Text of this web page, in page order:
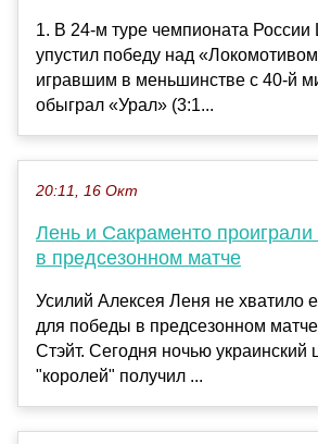
1. В 24-м туре чемпионата
упустил победу над
игравшим в меньшинстве с 40-й
обыграл «Урал» (3:1...
20:11, 16 Окт
Лень и Сакраменто
в предсезонном матче
Усилий Алексея Леня не хватило
для победы в предсезонном
Стэйт. Сегодня ночью украинский
"королей" получил ...